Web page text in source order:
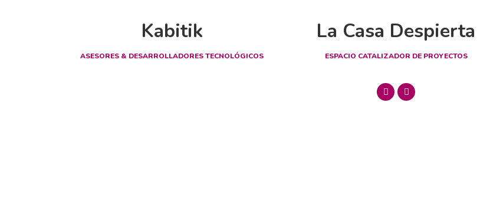
Kabitik
ASESORES & DESARROLLADORES TECNOLÓGICOS
La Casa Despierta
ESPACIO CATALIZADOR DE PROYECTOS